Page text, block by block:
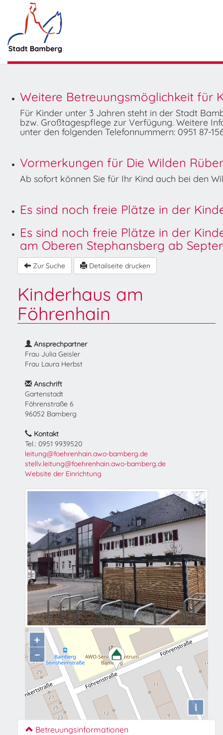
Weitere Betreuungsmöglichkeit für
Für Kinder unter 3 Jahren steht in der Stadt
bzw. Großtagespflege zur Verfügung. Weitere
unter den folgenden Telefonnummern: 0951 87-
Vormerkungen für Die Wilden
Ab sofort können Sie für Ihr Kind auch bei den
Es sind noch freie Plätze in der
Es sind noch freie Plätze in der
am Oberen Stephansberg ab
Zur Suche Detailseite drucken
Kinderhaus am
Föhrenhain
Ansprechpartner
Frau Julia Geisler
Frau Laura Herbst
Anschrift
Gartenstadt
Föhrenstraße 6
96052 Bamberg
Kontakt
Tel.: 0951 9939520
leitung@foehrenhain.awo-bamberg.de
stellv.leitung@foehrenhain.awo-bamberg.de
Website der Einrichtung
+
−
i
Betreuungsinformationen